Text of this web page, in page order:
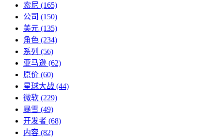
索尼 (165)
公司 (150)
美元 (135)
角色 (234)
系列 (56)
亚马逊 (62)
原价 (60)
星球大战 (44)
微软 (229)
暴雪 (49)
开发者 (68)
内容 (82)